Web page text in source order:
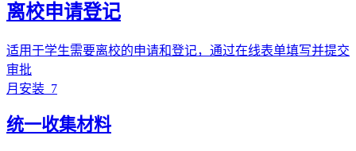
离校申请登记
适用于学生需要离校的申请和登记，通过在线表单填写并提交
审批
月安装 7
统一收集材料